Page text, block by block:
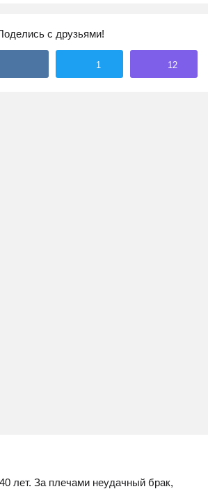
с друзьями!
1 12
лет. За плечами неудачный брак,